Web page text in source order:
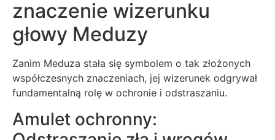
znaczenie wizerunku
głowy Meduzy
Zanim Meduza stała się symbolem o tak złożonych
współczesnych znaczeniach, jej wizerunek odgrywał
fundamentalną rolę w ochronie i odstraszaniu.
Amulet ochronny: